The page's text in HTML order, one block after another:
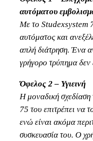
αυτόματου
Με το Studexsystem
αυτόματος και
απλή διάτρηση. Ένα
γρήγορο τρύπημα δεν
Όφελος 2 – Υγιεινή
Η μοναδική
75 του επιτρέπει να
ενώ είναι ακόμα
συσκευασία του. Ο